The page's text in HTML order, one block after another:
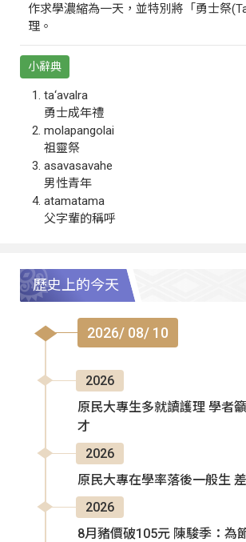
作求學濃縮為一天，並特別將「勇士祭
理。
小辭典
ta‘avalra
勇士成年禮
molapangolai
祖靈祭
asavasavahe
男性青年
atamatama
父字輩的稱呼
歷史上的今天
2026/ 08/ 10
2026
原民大專生多就讀護理 學者
才
2026
原民大專在學率落後一般生
2026
8月豬價破105元 陳駿季：為